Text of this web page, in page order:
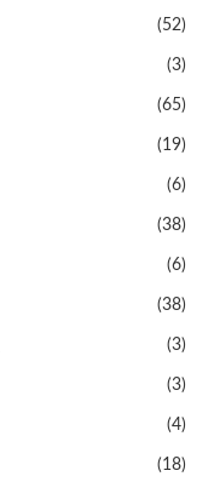
(52)
(3)
(65)
(19)
(6)
(38)
(6)
(38)
(3)
(3)
(4)
(18)